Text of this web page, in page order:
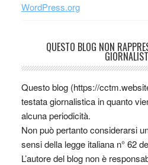
WordPress.org
QUESTO BLOG NON
Questo blog (https://
testata giornalistica in quanto
alcuna periodicità.
Non può pertanto considerarsi
sensi della legge italiana n° 62
L’autore del blog non è